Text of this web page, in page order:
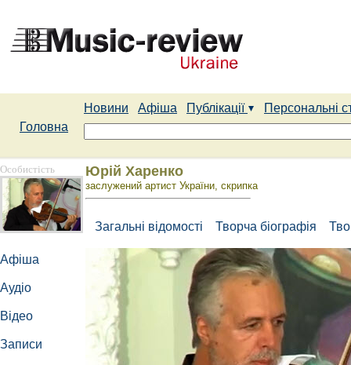
Новини Афіша Публікації
Персональні
Головна
Особистість
Афіша
Аудіо
Відео
Записи
Юрій Харенко
заслужений артист України, скрипка
Загальні відомості Творча біографія